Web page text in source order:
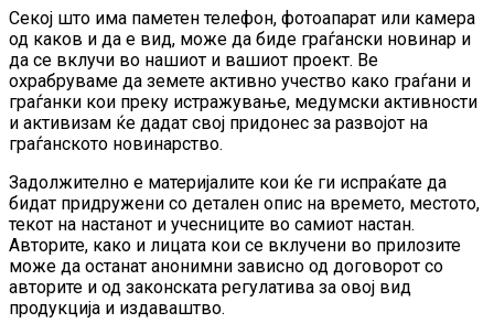
Секој што има паметен телефон, фотоапарат или камера
од каков и да е вид, може да биде граѓански новинар и
да се вклучи во нашиот и вашиот проект. Ве
охрабруваме да земете активно учество како граѓани и
граѓанки кои преку истражување, медумски активности
и активизам ќе дадат свој придонес за развојот на
граѓанското новинарство.
Задолжително е материјалите кои ќе ги испраќате да
бидат придружени со детален опис на времето, местото,
текот на настанот и учесниците во самиот настан.
Авторите, како и лицата кои се вклучени во прилозите
може да останат анонимни зависно од договорот со
авторите и од законската регулатива за овој вид
продукција и издаваштво.